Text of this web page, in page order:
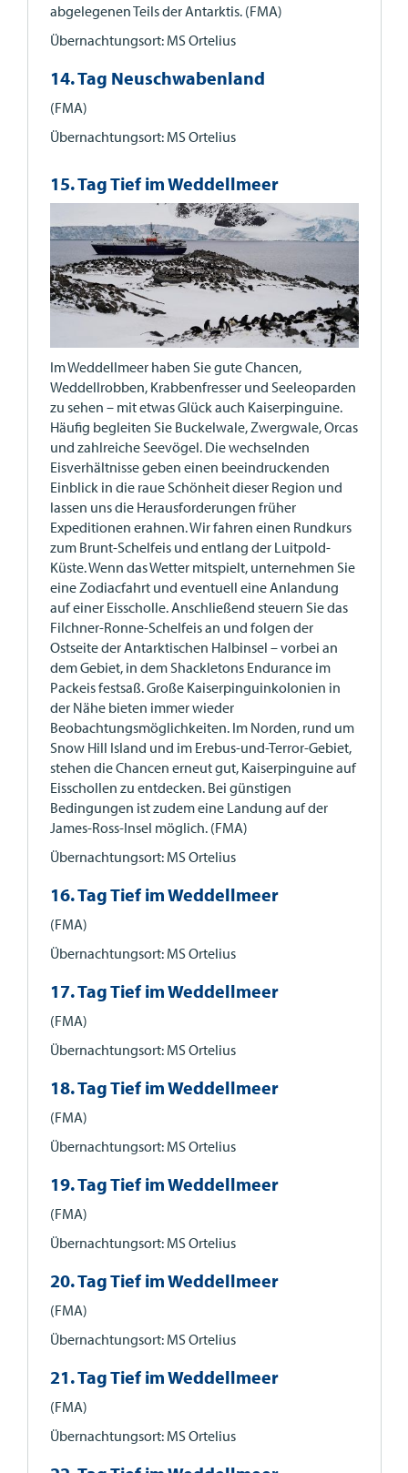
abgelegenen Teils der Antarktis. (FMA)
Übernachtungsort: MS Ortelius
14. Tag Neuschwabenland
(FMA)
Übernachtungsort: MS Ortelius
15. Tag Tief im Weddellmeer
Im Weddellmeer haben Sie gute Chancen,
Weddellrobben, Krabbenfresser und Seeleoparden
zu sehen – mit etwas Glück auch Kaiserpinguine.
Häufig begleiten Sie Buckelwale, Zwergwale, Orcas
und zahlreiche Seevögel. Die wechselnden
Eisverhältnisse geben einen beeindruckenden
Einblick in die raue Schönheit dieser Region und
lassen uns die Herausforderungen früher
Expeditionen erahnen. Wir fahren einen Rundkurs
zum Brunt-Schelfeis und entlang der Luitpold-
Küste. Wenn das Wetter mitspielt, unternehmen Sie
eine Zodiacfahrt und eventuell eine Anlandung
auf einer Eisscholle. Anschließend steuern Sie das
Filchner-Ronne-Schelfeis an und folgen der
Ostseite der Antarktischen Halbinsel – vorbei an
dem Gebiet, in dem Shackletons Endurance im
Packeis festsaß. Große Kaiserpinguinkolonien in
der Nähe bieten immer wieder
Beobachtungsmöglichkeiten. Im Norden, rund um
Snow Hill Island und im Erebus-und-Terror-Gebiet,
stehen die Chancen erneut gut, Kaiserpinguine auf
Eisschollen zu entdecken. Bei günstigen
Bedingungen ist zudem eine Landung auf der
James-Ross-Insel möglich. (FMA)
Übernachtungsort: MS Ortelius
16. Tag Tief im Weddellmeer
(FMA)
Übernachtungsort: MS Ortelius
17. Tag Tief im Weddellmeer
(FMA)
Übernachtungsort: MS Ortelius
18. Tag Tief im Weddellmeer
(FMA)
Übernachtungsort: MS Ortelius
19. Tag Tief im Weddellmeer
(FMA)
Übernachtungsort: MS Ortelius
20. Tag Tief im Weddellmeer
(FMA)
Übernachtungsort: MS Ortelius
21. Tag Tief im Weddellmeer
(FMA)
Übernachtungsort: MS Ortelius